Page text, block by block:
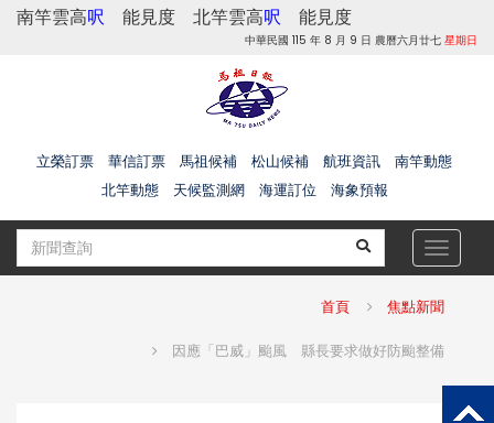
南竿雲高呎 能見度 北竿雲高呎 能見度
中華民國 115 年 8 月 9 日 農曆六月廿七 星期日
立榮訂票 華信訂票 馬祖候補 松山候補 航班資訊
南竿動態
北竿動態
天候監測網 海運訂位 海象預報
Toggle
首頁 焦點新聞
因應「巴威」颱風 縣長要求做好防颱整備